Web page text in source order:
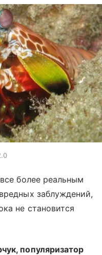
более реальным
заблуждений,
не становится
популяризатор